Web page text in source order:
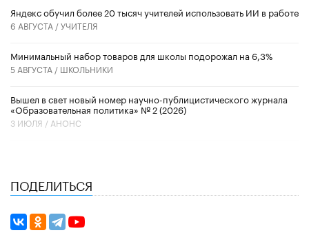
​Яндекс обучил более 20 тысяч учителей использовать ИИ в работе
6 АВГУСТА /УЧИТЕЛЯ
Минимальный набор товаров для школы подорожал на 6,3%
5 АВГУСТА / ШКОЛЬНИКИ
Вышел в свет новый номер научно-публицистического журнала
«Образовательная политика» № 2 (2026)
3 ИЮЛЯ / АНОНС
ПОДЕЛИТЬСЯ